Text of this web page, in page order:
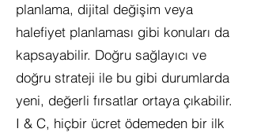
planlama, dijital değişim veya
halefiyet planlaması gibi konuları da
kapsayabilir. Doğru sağlayıcı ve
doğru strateji ile bu gibi durumlarda
yeni, değerli fırsatlar ortaya çıkabilir.
I & C, hiçbir ücret ödemeden bir ilk